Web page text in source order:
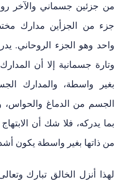
من جزئين جسماني والآخر
جزء من الجزأين مدارك
واحد وهو الجزء الروحاني.
وتارة جسمانية إلا أن
بغير واسطة، والمدارك
الجسم من الدماغ والحواس،
بما يدركه، فلا شك أن
من ذاتها بغير واسطة يكون
لهذا أنزل الخالق تبارك